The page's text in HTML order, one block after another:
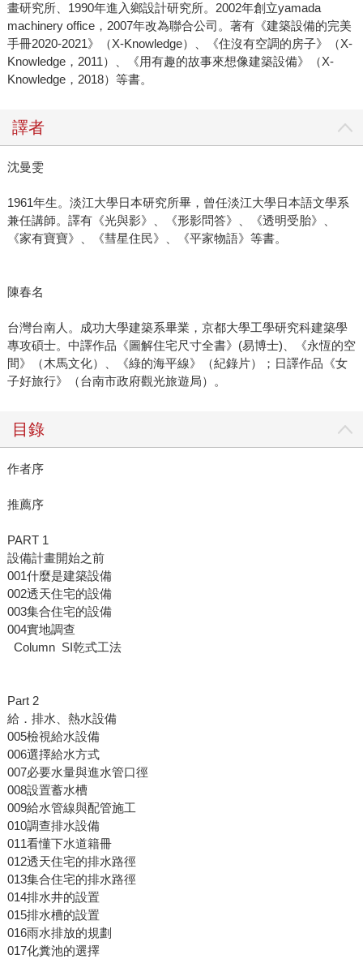
畫研究所、1990年進入鄉設計研究所。2002年創立yamada
machinery office，2007年改為聯合公司。著有《建築設備的完美
手冊2020-2021》（X-Knowledge）、《住沒有空調的房子》（X-
Knowledge，2011）、《用有趣的故事來想像建築設備》（X-
Knowledge，2018）等書。
譯者
沈曼雯
1961年生。淡江大學日本研究所畢，曾任淡江大學日本語文學系
兼任講師。譯有《光與影》、《形影問答》、《透明受胎》、
《家有寶寶》、《彗星住民》、《平家物語》等書。
陳春名
台灣台南人。成功大學建築系畢業，京都大學工學研究科建築學
專攻碩士。中譯作品《圖解住宅尺寸全書》(易博士)、《永恆的空
間》（木馬文化）、《綠的海平線》（紀錄片）；日譯作品《女
子好旅行》（台南市政府觀光旅遊局）。
目錄
作者序
推薦序
PART 1
設備計畫開始之前
001什麼是建築設備
002透天住宅的設備
003集合住宅的設備
004實地調查
Column SI乾式工法
Part 2
給．排水、熱水設備
005檢視給水設備
006選擇給水方式
007必要水量與進水管口徑
008設置蓄水槽
009給水管線與配管施工
010調查排水設備
011看懂下水道籍冊
012透天住宅的排水路徑
013集合住宅的排水路徑
014排水井的設置
015排水槽的設置
016雨水排放的規劃
017化糞池的選擇